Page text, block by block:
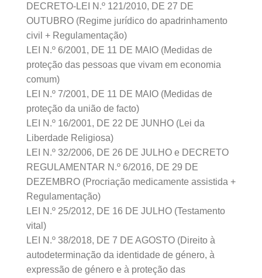
DECRETO-LEI N.º 121/2010, DE 27 DE
OUTUBRO (Regime jurídico do apadrinhamento
civil + Regulamentação)
LEI N.º 6/2001, DE 11 DE MAIO (Medidas de
proteção das pessoas que vivam em economia
comum)
LEI N.º 7/2001, DE 11 DE MAIO (Medidas de
proteção da união de facto)
LEI N.º 16/2001, DE 22 DE JUNHO (Lei da
Liberdade Religiosa)
LEI N.º 32/2006, DE 26 DE JULHO e DECRETO
REGULAMENTAR N.º 6/2016, DE 29 DE
DEZEMBRO (Procriação medicamente assistida +
Regulamentação)
LEI N.º 25/2012, DE 16 DE JULHO (Testamento
vital)
LEI N.º 38/2018, DE 7 DE AGOSTO (Direito à
autodeterminação da identidade de género, à
expressão de género e à proteção das